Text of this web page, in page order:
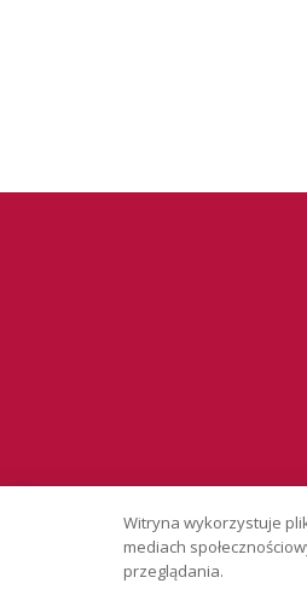
Witryna wykorzystuje
mediach
przeglądania.